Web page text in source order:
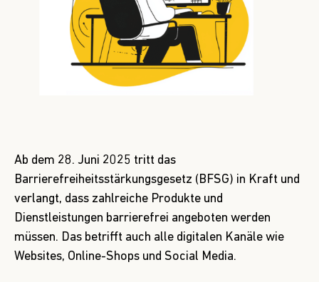
Ab dem 28. Juni 2025 tritt das
Barrierefreiheitsstärkungsgesetz (BFSG) in Kraft und
verlangt, dass zahlreiche Produkte und
Dienstleistungen barrierefrei angeboten werden
müssen. Das betrifft auch alle digitalen Kanäle wie
Websites, Online-Shops und Social Media.